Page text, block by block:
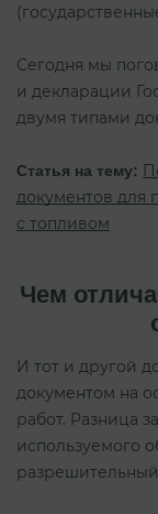
Сегодня мы
и декларации
двумя типами
Статья на тему:
документов для
с топливом
Чем
И тот и другой
документом на
работ. Разница
используемого